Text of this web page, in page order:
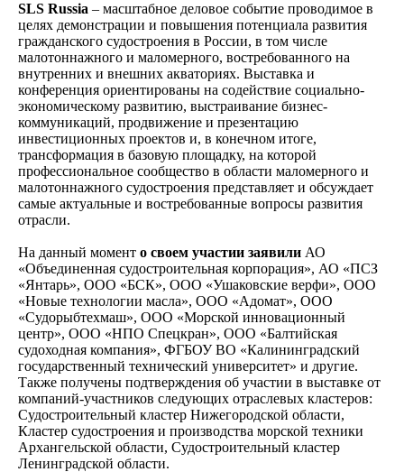
SLS Russia – масштабное деловое событие проводимое в
целях демонстрации и повышения потенциала развития
гражданского судостроения в России, в том числе
малотоннажного и маломерного, востребованного на
внутренних и внешних акваториях. Выставка и
конференция ориентированы на содействие социально-
экономическому развитию, выстраивание бизнес-
коммуникаций, продвижение и презентацию
инвестиционных проектов и, в конечном итоге,
трансформация в базовую площадку, на которой
профессиональное сообщество в области маломерного и
малотоннажного судостроения представляет и обсуждает
самые актуальные и востребованные вопросы развития
отрасли.
На данный момент o своем участии заявили АО
«Объединенная судостроительная корпорация», АО «ПСЗ
«Янтарь», ООО «БСК», ООО «Ушаковские верфи», ООО
«Новые технологии масла», ООО «Адомат», ООО
«Судорыбтехмаш», ООО «Морской инновационный
центр», ООО «НПО Спецкран», ООО «Балтийская
судоходная компания», ФГБОУ ВО «Калининградский
государственный технический университет» и другие.
Также получены подтверждения об участии в выставке от
компаний-участников следующих отраслевых кластеров:
Судостроительный кластер Нижегородской области,
Кластер судостроения и производства морской техники
Архангельской области, Судостроительный кластер
Ленинградской области.